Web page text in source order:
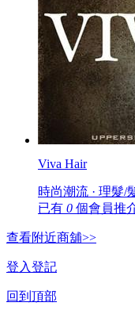
Viva Hair
時尚潮流 · 理髮/
已有 0 個會員推
查看附近商舖>>
登入登記
回到頂部